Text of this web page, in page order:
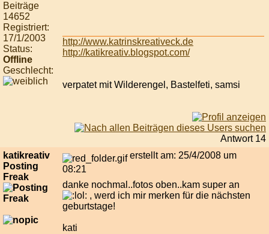
Beiträge
14652
Registriert:
17/1/2003
Status:
Offline
Geschlecht:
http://www.katrinskreativeck.de
http://katikreativ.blogspot.com/
verpatet mit Wilderengel, Bastelfeti, samsi
Antwort 14
katikreativ
Posting
Freak
erstellt am: 25/4/2008 um
08:21
danke nochmal..fotos oben..kam super an
, werd ich mir merken für die nächsten
geburtstage!
kati